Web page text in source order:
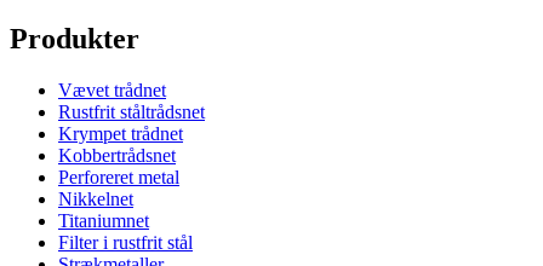
Produkter
Vævet trådnet
Rustfrit ståltrådsnet
Krympet trådnet
Kobbertrådsnet
Perforeret metal
Nikkelnet
Titaniumnet
Filter i rustfrit stål